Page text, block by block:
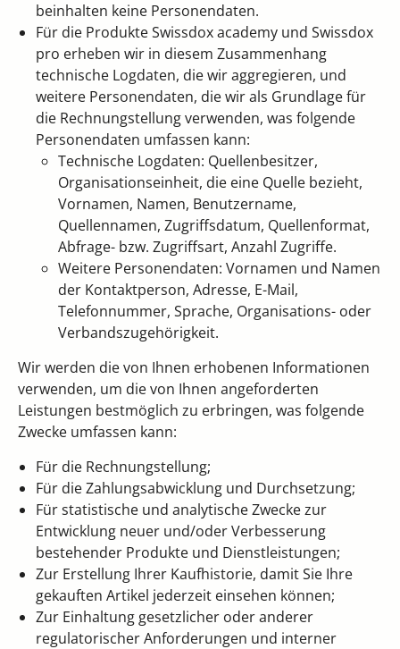
beinhalten keine Personendaten.
Für die Produkte Swissdox academy und Swissdox
pro erheben wir in diesem Zusammenhang
technische Logdaten, die wir aggregieren, und
weitere Personendaten, die wir als Grundlage für
die Rechnungstellung verwenden, was folgende
Personendaten umfassen kann:
Technische Logdaten: Quellenbesitzer,
Organisationseinheit, die eine Quelle bezieht,
Vornamen, Namen, Benutzername,
Quellennamen, Zugriffsdatum, Quellenformat,
Abfrage- bzw. Zugriffsart, Anzahl Zugriffe.
Weitere Personendaten: Vornamen und Namen
der Kontaktperson, Adresse, E-Mail,
Telefonnummer, Sprache, Organisations- oder
Verbandszugehörigkeit.
Wir werden die von Ihnen erhobenen Informationen
verwenden, um die von Ihnen angeforderten
Leistungen bestmöglich zu erbringen, was folgende
Zwecke umfassen kann:
Für die Rechnungstellung;
Für die Zahlungsabwicklung und Durchsetzung;
Für statistische und analytische Zwecke zur
Entwicklung neuer und/oder Verbesserung
bestehender Produkte und Dienstleistungen;
Zur Erstellung Ihrer Kaufhistorie, damit Sie Ihre
gekauften Artikel jederzeit einsehen können;
Zur Einhaltung gesetzlicher oder anderer
regulatorischer Anforderungen und interner